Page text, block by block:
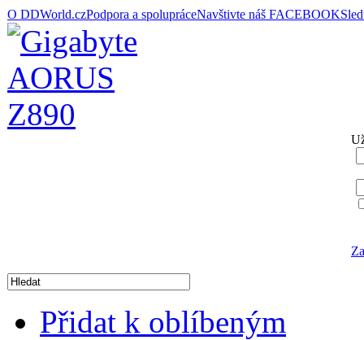
O DDWorld.czPodpora a spolupráceNavštivte náš FACEBOOK
Přidat k oblíbeným